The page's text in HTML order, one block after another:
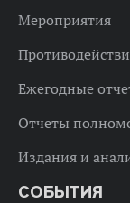
Мероприятия
Ежегодные
Отчеты
Издания и
СОБЫТИЯ